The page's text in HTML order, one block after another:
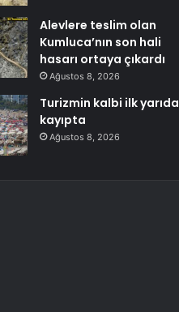
Alevlere teslim olan
Kumluca’nın son hali
hasarı ortaya çıkardı
Ağustos 8, 2026
Turizmin kalbi ilk yarıda
kayıpta
Ağustos 8, 2026